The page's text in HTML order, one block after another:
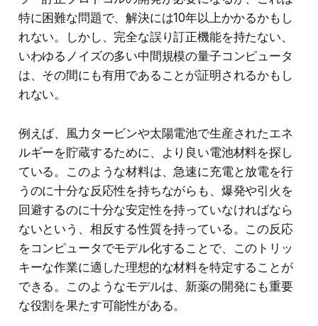
特に困難な問題で、解決には10年以上かかるかもし
れない。しかし、完全な誤り訂正機能を持たない、
いわゆるノイズの多い中間規模の量子コンピュータ
は、その間にも有用であることが証明されるかもし
れない。
例えば、風力タービンや太陽電池で生産されたエネ
ルギーを貯蔵するために、より良い電池材料を探し
ている。このような材料は、急速に充電と放電を行
うのに十分な反応性を持ちながらも、爆発や引火を
回避するのに十分な安定性を持っていなければなら
ないという、相反する性質を持っている。この反応
をコンピュータでモデル化することで、このトリッ
キーな作業に適した理想的な材料を特定することが
できる。このようなモデルは、新薬の開発にも重要
な役割を果たす可能性がある。